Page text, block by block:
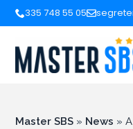
335 748 55 05
Master SBS » News »